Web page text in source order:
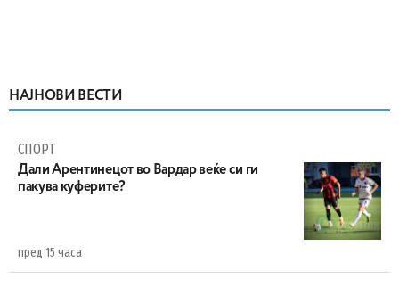
НАЈНОВИ ВЕСТИ
СПОРТ
Дали Арентинецот во Вардар веќе си ги
пакува куферите?
пред 15 часа